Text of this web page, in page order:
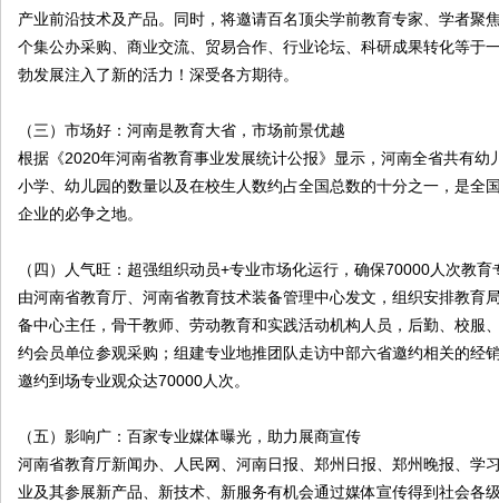
产业前沿技术及产品。同时，将邀请百名顶尖学前教育专家、学者聚
个集公办采购、商业交流、贸易合作、行业论坛、科研成果转化等于
勃发展注入了新的活力！深受各方期待。
（三）市场好：河南是教育大省，市场前景优越
根据《2020年河南省教育事业发展统计公报》显示，河南全省共有
小学、幼儿园的数量以及在校生人数约占全国总数的十分之一，是全
企业的必争之地。
（四）人气旺：超强组织动员+专业市场化运行，确保70000人次教育
由河南省教育厅、河南省教育技术装备管理中心发文，组织安排教育
备中心主任，骨干教师、劳动教育和实践活动机构人员，后勤、校服
约会员单位参观采购；组建专业地推团队走访中部六省邀约相关的经
邀约到场专业观众达70000人次。
（五）影响广：百家专业媒体曝光，助力展商宣传
河南省教育厅新闻办、人民网、河南日报、郑州日报、郑州晚报、学
业及其参展新产品、新技术、新服务有机会通过媒体宣传得到社会各